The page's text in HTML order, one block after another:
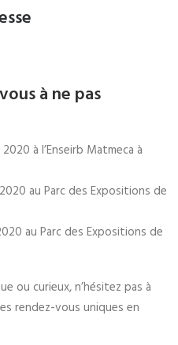
à ne pas
à l’Enseirb Matmeca à
au Parc des Expositions de
au Parc des Expositions de
ou curieux, n’hésitez pas à
rendez-vous uniques en